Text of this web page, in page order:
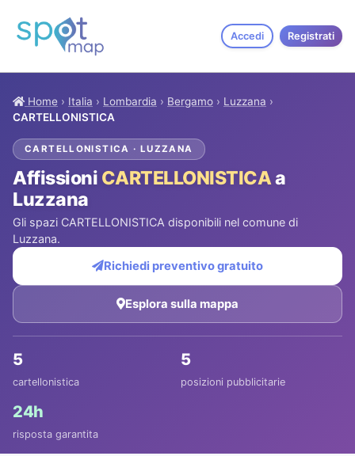
Accedi Registrati
Home › Italia › Lombardia › Bergamo › Luzzana ›
CARTELLONISTICA
CARTELLONISTICA · LUZZANA
Affissioni CARTELLONISTICAa
Luzzana
Gli spazi CARTELLONISTICA disponibili nel comune di
Luzzana.
Richiedi preventivo gratuito
Esplora sulla mappa
5
cartellonistica
5
posizioni pubblicitarie
24h
risposta garantita